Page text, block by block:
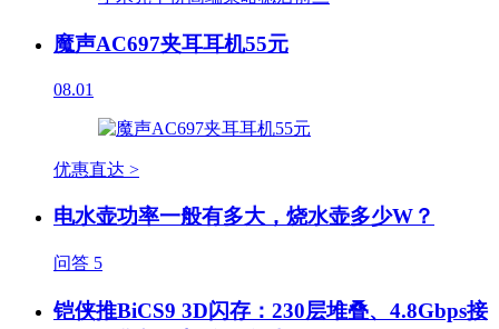
魔声AC697夹耳耳机55元
08.01
优惠直达 >
电水壶功率一般有多大，烧水壶多少W？
问答 5
铠侠推BiCS9 3D闪存：230层堆叠、4.8Gbps接